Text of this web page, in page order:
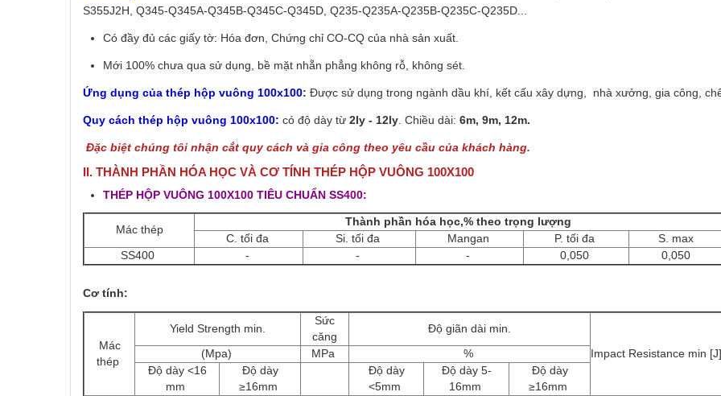
S355J2H, Q345-Q345A-Q345B-Q345C-Q345D, Q235-Q235A-Q235B-Q235C-Q235D...
Có đầy đủ các giấy tờ: Hóa đơn, Chứng chỉ CO-CQ của nhà sản xuất.
Mới 100% chưa qua sử dụng, bề mặt nhẵn phẳng không rỗ, không sét.
Ứng dụng của thép hộp vuông 100x100: Được sử dụng trong ngành dầu khí, kết cấu xây dựng, nhà xưởng, gia công,
Quy cách thép hộp vuông 100x100: có độ dày từ 2ly - 12ly . Chiều dài: 6m, 9m, 12m.
Đặc biệt chúng tôi nhận cắt quy cách và gia công theo yêu cầu của khách hàng.
II. THÀNH PHẦN HÓA HỌC VÀ CƠ TÍNH THÉP HỘP VUÔNG 100X100
THÉP HỘP VUÔNG 100X100 TIÊU CHUẨN SS400:
Mác thép
Thành phần hóa học,% theo trọng lượng
C. tối đa
Si. tối đa Mangan P. tối đa
S. max
SS400
- - - 0,050 0,050
Cơ tính:
Mác
thép
Yield Strength min.
Sức
căng
Độ giãn dài min.
Impact Resistance min
(Mpa) MPa
%
Độ dày <16
mm
Độ dày
≥16mm
Độ dày
<5mm
Độ dày 5-
16mm
Độ dày
≥16mm